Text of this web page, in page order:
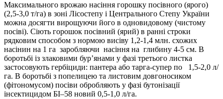
Максимального врожаю насіння горошку посівного (ярого)
(2,5-3,0 т/га) в зоні Лісостепу і Центрального Степу України
можна досягти вирощуючи його в одновидовому (чистому
посіві). Сіють горошок посівний (ярий) в ранні строки
рядковим способом з нормою висіву 1,2-1,4 млн. схожих
насінин на 1 га заробляючи насіння на глибину 4-5 см. В
боротьбі із злаковими бур’янами у фазі третього листка
застосовують гербіциди: пантера або тарга-супер по 1,5-2,0 л/
га. В боротьбі з попелицею та листовим довгоносиком
(фітономусом) посіви обробляють у фазі бутонізації
інсектицидом БІ–58 новий 0,5-1,0 л/га.